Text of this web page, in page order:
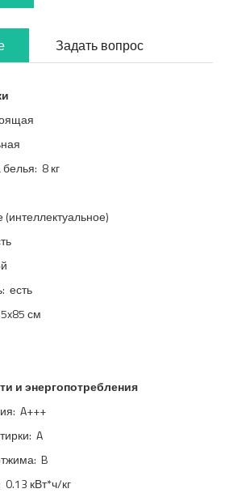
Задать вопрос
8 кг
есть
см
и энергопотребления
A+++
A
B
кВт*ч/кг